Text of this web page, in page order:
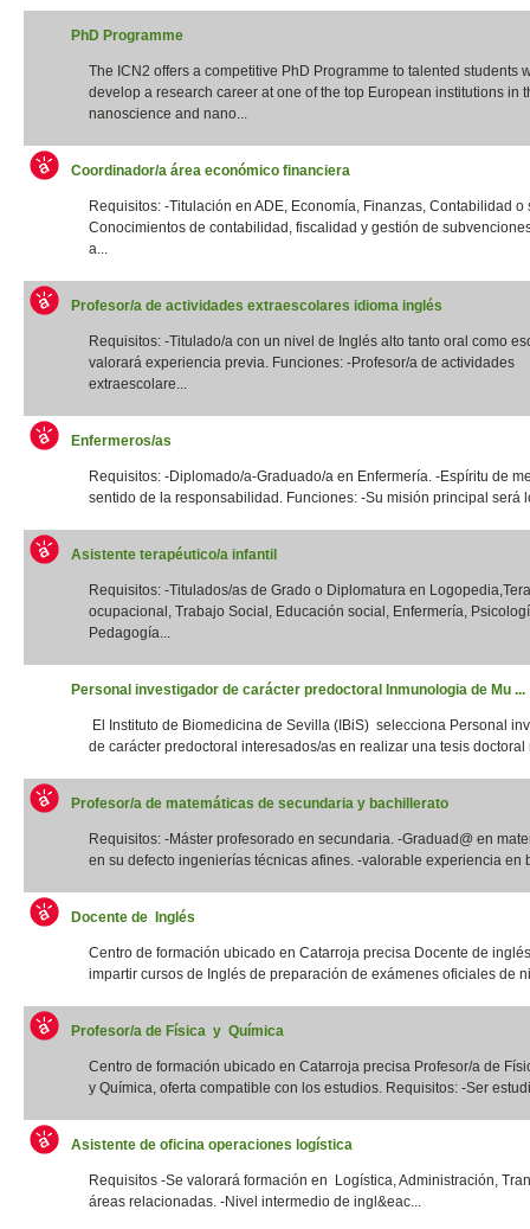
PhD Programme
The ICN2 offers a competitive PhD Programme to talented students
develop a research career at one of the top European institutions in
nanoscience and nano...
Coordinador/a área económico financiera
Requisitos: -Titulación en ADE, Economía, Finanzas, Contabilidad o
Conocimientos de contabilidad, fiscalidad y gestión de
a...
Profesor/a de actividades extraescolares idioma inglés
Requisitos: -Titulado/a con un nivel de Inglés alto tanto oral como
valorará experiencia previa. Funciones: -Profesor/a de actividades
extraescolare...
Enfermeros/as
Requisitos: -Diplomado/a-Graduado/a en Enfermería. -Espíritu de
sentido de la responsabilidad. Funciones: -Su misión principal será
Asistente terapéutico/a infantil
Requisitos: -Titulados/as de Grado o Diplomatura en
ocupacional, Trabajo Social, Educación social, Enfermería,
Pedagogía...
Personal investigador de carácter predoctoral Inmunologia de Mu ...
El Instituto de Biomedicina de Sevilla (IBiS) selecciona Personal
de carácter predoctoral interesados/as en realizar una tesis doctoral
Profesor/a de matemáticas de secundaria y bachillerato
Requisitos: -Máster profesorado en secundaria. -Graduad@ en
en su defecto ingenierías técnicas afines. -valorable experiencia en
Docente de Inglés
Centro de formación ubicado en Catarroja precisa Docente de
impartir cursos de Inglés de preparación de exámenes oficiales de
Profesor/a de Física y Química
Centro de formación ubicado en Catarroja precisa Profesor/a de
y Química, oferta compatible con los estudios. Requisitos: -Ser
Asistente de oficina operaciones logística
Requisitos -Se valorará formación en Logística, Administración,
áreas relacionadas. -Nivel intermedio de ingl&eac...